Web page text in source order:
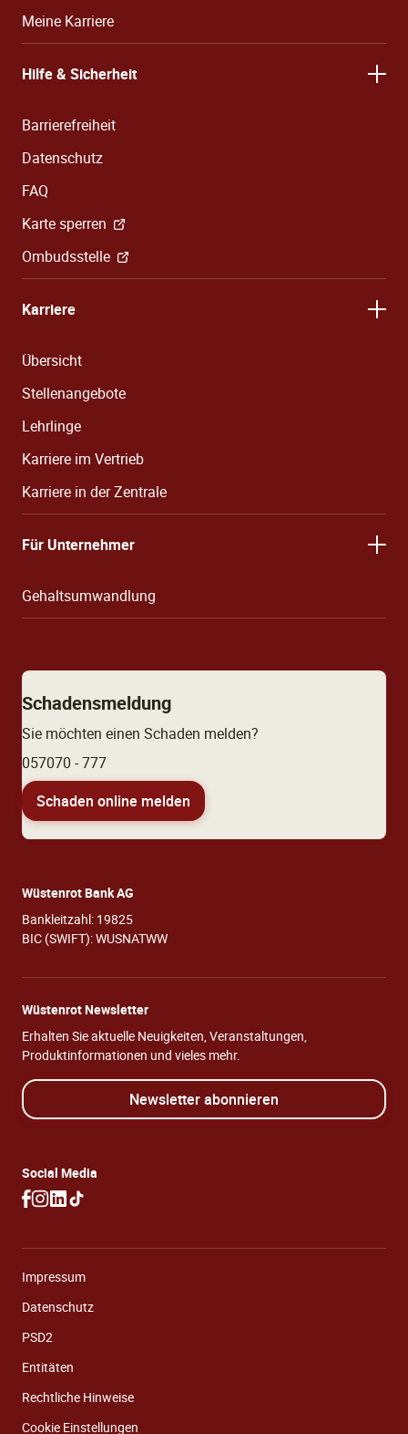
Meine Karriere
Hilfe & Sicherheit
Barrierefreiheit
Datenschutz
FAQ
Karte sperren
Ombudsstelle
Karriere
Übersicht
Stellenangebote
Lehrlinge
Karriere im Vertrieb
Karriere in der Zentrale
Für Unternehmer
Gehaltsumwandlung
Schadensmeldung
Sie möchten einen Schaden melden?
057070 - 777
Schaden online melden
Wüstenrot Bank AG
Bankleitzahl: 19825
BIC (SWIFT): WUSNATWW
Wüstenrot Newsletter
Erhalten Sie aktuelle Neuigkeiten, Veranstaltungen,
Produktinformationen und vieles mehr.
Newsletter abonnieren
Social Media
Impressum
Datenschutz
PSD2
Entitäten
Rechtliche Hinweise
Cookie Einstellungen